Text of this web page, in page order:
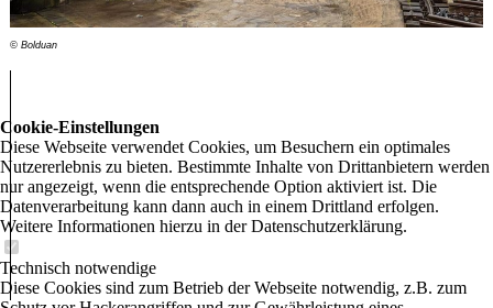
© Bolduan
Cookie-Einstellungen
Diese Webseite verwendet Cookies, um Besuchern ein optimales
Nutzererlebnis zu bieten. Bestimmte Inhalte von Drittanbietern werden
nur angezeigt, wenn die entsprechende Option aktiviert ist. Die
Datenverarbeitung kann dann auch in einem Drittland erfolgen.
Weitere Informationen hierzu in der Datenschutzerklärung.
Technisch notwendige
Diese Cookies sind zum Betrieb der Webseite notwendig, z.B. zum